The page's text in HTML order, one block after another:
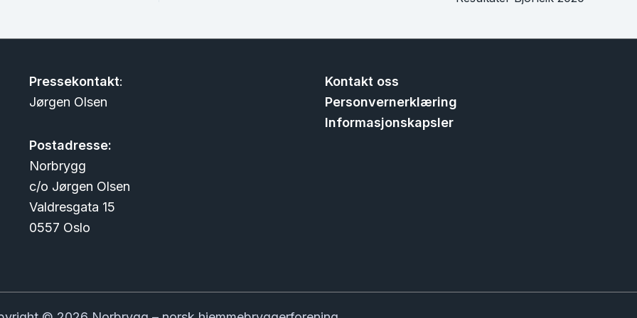
Pressekontakt:
Jørgen Olsen
Postadresse:
Norbrygg
c/o Jørgen Olsen
Valdresgata 15
0557 Oslo
Kontakt oss
Personvernerklæring
Informasjonskapsler